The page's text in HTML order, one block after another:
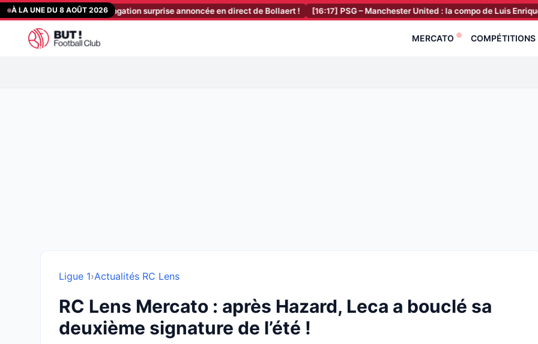
Aller
au
contenu
À LA UNE DU 8 AOÛT 2026
Mercato : une prolongation surprise annoncée en direct de Bollaert ! [16:17] PSG – Manchester United : la compo de Luis Enrique est
MERCATO COMPÉTITIONS
Ligue 1›Actualités RC Lens
RC Lens Mercato : après Hazard, Leca a bouclé sa
deuxième signature de l’été !